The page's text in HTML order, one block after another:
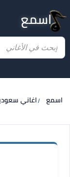
اسمع
اسمع اغاني